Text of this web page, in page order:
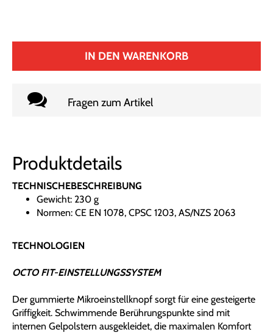
IN DEN WARENKORB
Fragen zum Artikel
Produktdetails
TECHNISCHEBESCHREIBUNG
Gewicht: 230 g
Normen: CE EN 1078, CPSC 1203, AS/NZS 2063
TECHNOLOGIEN
OCTO FIT-EINSTELLUNGSSYSTEM
Der gummierte Mikroeinstellknopf sorgt für eine gesteigerte
Griffigkeit. Schwimmende Berührungspunkte sind mit
internen Gelpolstern ausgekleidet, die maximalen Komfort